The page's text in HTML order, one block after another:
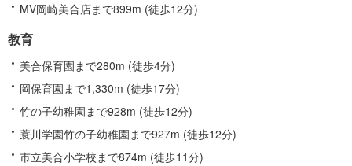
MV岡崎美合店まで899m (徒歩12分)
教育
美合保育園まで280m (徒歩4分)
岡保育園まで1,330m (徒歩17分)
竹の子幼稚園まで928m (徒歩12分)
蓑川学園竹の子幼稚園まで927m (徒歩12分)
市立美合小学校まで874m (徒歩11分)